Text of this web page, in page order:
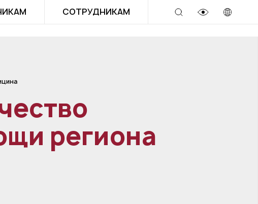
СОТРУДНИКАМ
региона